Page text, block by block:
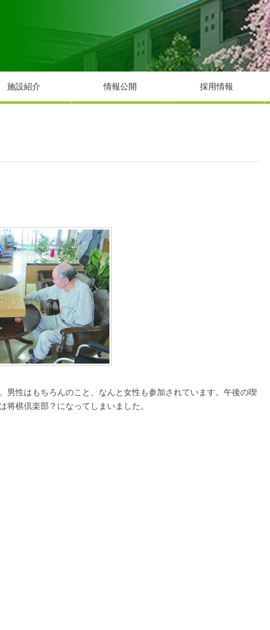
施設紹介 情報公開 採用情報
男性はもちろんのこと、なんと女性も参加されています。午後の喫
棋倶楽部？になってしまいました。